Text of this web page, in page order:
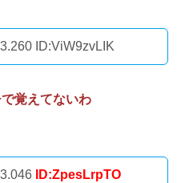
ID:ViW9zvLIK
覚えてないわ
ID:ZpesLrpTO